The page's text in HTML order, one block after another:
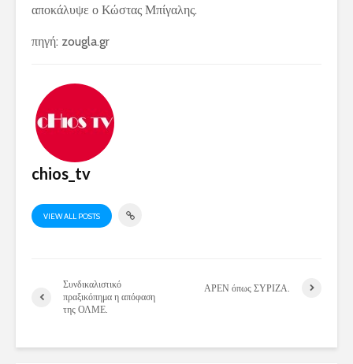
αποκάλυψε ο Κώστας Μπίγαλης.
πηγή: zougla.gr
chios_tv
VIEW ALL POSTS
Συνδικαλιστικό
πραξικόπημα η απόφαση
της ΟΛΜΕ.
ΑΡΕΝ όπως ΣΥΡΙΖΑ.